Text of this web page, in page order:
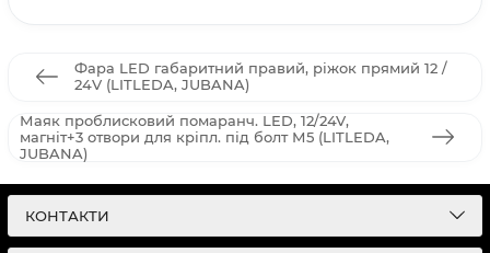
Фара LED габаритний правий, ріжок прямий 12 /
24V (LITLEDA, JUBANA)
Маяк проблисковий помаранч. LED, 12/24V,
магніт+3 отвори для кріпл. під болт М5 (LITLEDA,
JUBANA)
КОНТАКТИ